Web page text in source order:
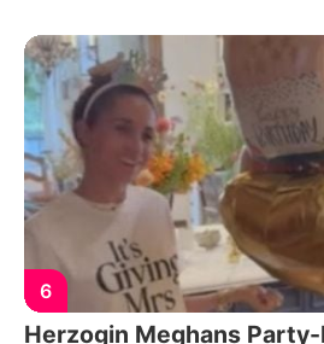
6
Herzogin Meghans